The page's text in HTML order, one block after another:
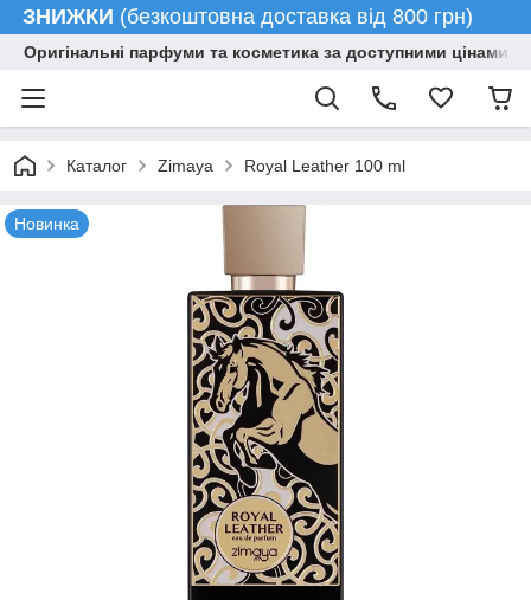
ЗНИЖКИ (безкоштовна доставка від 800 грн)
Оригінальні парфуми та косметика за доступними цінами
Каталог Zimaya Royal Leather 100 ml
Новинка